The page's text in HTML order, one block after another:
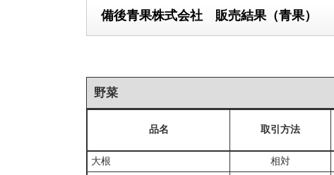
備後青果株式会社 販売結果（青果）
野菜
品名 取引方法
大根
相対